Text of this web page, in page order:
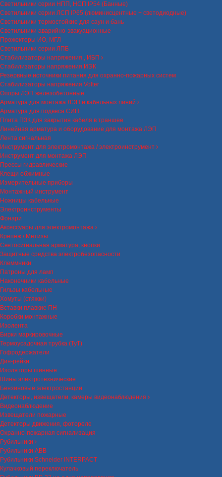
Светильники серии НПП, НСП IP54 (Банные)
Светильники серии ЛСП IP65 (люминисцентные + светодиодные)
Светильники термостойкие для саун и бань
Светильники аварийно-эвакуационные
Прожекторы ИО, МГЛ
Светильники серии ЛПБ
Стабилизаторы напряжения , ИБП
Стабилизаторы напряжения ИЭК
Резервные источники питания для охранно-пожарных систем
Стабилизаторы напряжения Volter
Опоры ЛЭП железобетонные
Арматура для монтажа ЛЭП и кабельных линий
Арматура для подвеса СИП
Плита ПЗК для закрытия кабеля в траншее
Линейная арматура и оборудование для монтажа ЛЭП
Лента сигнальная
Инструмент для электромонтажа / электроинструмент
Инструмент для монтажа ЛЭП
Прессы гидравлические
Клещи обжимные
Измерительные приборы
Монтажный инструмент
Ножницы кабельные
Электроинструменты
Фонари
Аксессуары для электромонтажа
Крепеж / Метизы
Светосигнальная арматура, кнопки
Защитные средства электробезопасности
Клеммники
Патроны для ламп
Наконечники кабельные
Гильзы кабельные
Хомуты (стяжки)
Вставки плавкие ПН
Коробки монтажные
Изолента
Бирки маркировочные
Термоусадочная трубка (ТуТ)
Гофродержатели
Дин-рейки
Изоляторы шинные
Шины электротехнические
Бензиновые электростанции
Детекторы, извещатели, камеры видеонаблюдения
Видеонаблюдение
Извещатели пожарные
Детекторы движения, фотореле
Охранно-пожарная сигнализация
Рубильники
Рубильники ABB
Рубильники Schneider INTERPACT
Кулачковый переключатель